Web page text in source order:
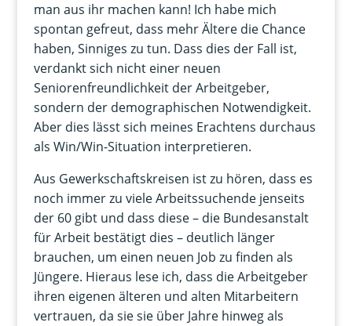
man aus ihr machen kann! Ich habe mich
spontan gefreut, dass mehr Ältere die Chance
haben, Sinniges zu tun. Dass dies der Fall ist,
verdankt sich nicht einer neuen
Seniorenfreundlichkeit der Arbeitgeber,
sondern der demographischen Notwendigkeit.
Aber dies lässt sich meines Erachtens durchaus
als Win/Win-Situation interpretieren.
Aus Gewerkschaftskreisen ist zu hören, dass es
noch immer zu viele Arbeitssuchende jenseits
der 60 gibt und dass diese – die Bundesanstalt
für Arbeit bestätigt dies – deutlich länger
brauchen, um einen neuen Job zu finden als
Jüngere. Hieraus lese ich, dass die Arbeitgeber
ihren eigenen älteren und alten Mitarbeitern
vertrauen, da sie sie über Jahre hinweg als